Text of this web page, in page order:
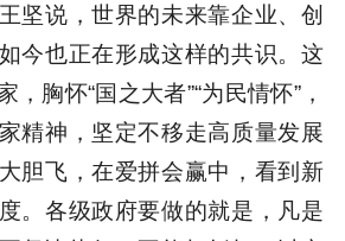
坚说，世界的未来靠企业、创
今也正在形成这样的共识。这
，胸怀“国之大者”“为民情怀”，
精神，坚定不移走高质量发展
胆飞，在爱拼会赢中，看到新
。各级政府要做的就是，凡是